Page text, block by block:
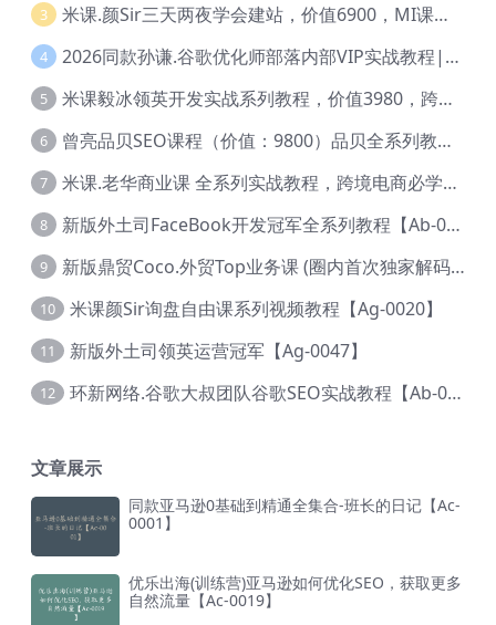
3 米课.颜Sir三天两夜学会建站，价值6900，MI课甄选课程 【Ag-0055】
4 2026同款孙谦.谷歌优化师部落内部VIP实战教程|价值4999元全网独家解码（官方报名版本）【@034】
5 米课毅冰领英开发实战系列教程，价值3980，跨境必选【Ag-0049】
6 曾亮品贝SEO课程（价值：9800）品贝全系列教程 【Ab-0022】
7 米课.老华商业课 全系列实战教程，跨境电商必学，价值16900元【Ag-0053】
8 新版外土司FaceBook开发冠军全系列教程【Ab-0021】
9 新版鼎贸Coco.外贸Top业务课 (圈内首次独家解码|460节课)【Ag-0091】
10 米课颜Sir询盘自由课系列视频教程【Ag-0020】
11 新版外土司领英运营冠军【Ag-0047】
12 环新网络.谷歌大叔团队谷歌SEO实战教程【Ab-0024】
文章展示
同款亚马逊0基础到精通全集合-班长的日记【Ac-
0001】
优乐出海(训练营)亚马逊如何优化SEO，获取更多
自然流量【Ac-0019】